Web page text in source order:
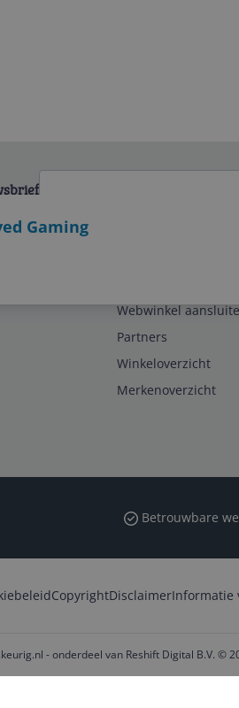
Gaming
Webwinkel
Partners
Winkeloverzicht
Merkenoverzicht
Betrouwbare
CopyrightDisclaimerInformatie
- onderdeel van Reshift Digital B.V. ©